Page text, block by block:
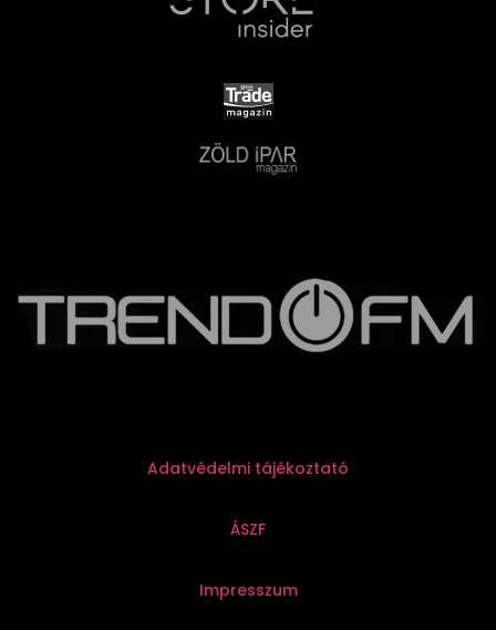
Adatvédelmi tájékoztató
ÁSZF
Impresszum